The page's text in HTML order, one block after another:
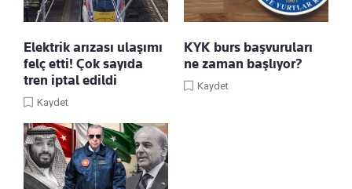
Elektrik arızası ulaşımı
felç etti! Çok sayıda
tren iptal edildi
Kaydet
KYK burs başvuruları
ne zaman başlıyor?
Kaydet